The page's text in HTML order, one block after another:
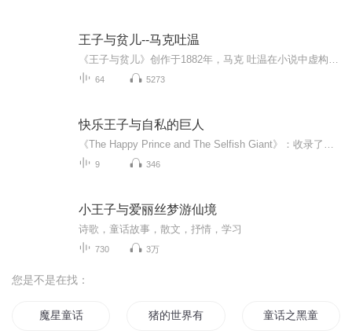
王子与贫儿--马克吐温
64 5273
快乐王子与自私的巨人
9 346
小王子与爱丽丝梦游仙境
诗歌，童话故事，散文，抒情，学习
730 3万
您是不是在找：
魔星童话 猪的世界有没有童话 童话之黑童话